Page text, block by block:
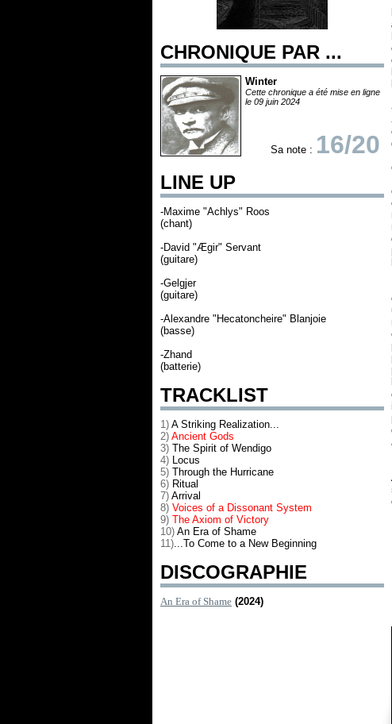
CHRONIQUE PAR ...
Winter
Cette chronique a été mise en ligne
le 09 juin 2024
Sa note : 16/20
LINE UP
-Maxime "Achlys" Roos
(chant)
-David "Ægir" Servant
(guitare)
-Gelgjer
(guitare)
-Alexandre "Hecatoncheire" Blanjoie
(basse)
-Zhand
(batterie)
TRACKLIST
1) A Striking Realization...
2) Ancient Gods
3) The Spirit of Wendigo
4) Locus
5) Through the Hurricane
6) Ritual
7) Arrival
8) Voices of a Dissonant System
9) The Axiom of Victory
10) An Era of Shame
11)...To Come to a New Beginning
DISCOGRAPHIE
An Era of Shame (2024)